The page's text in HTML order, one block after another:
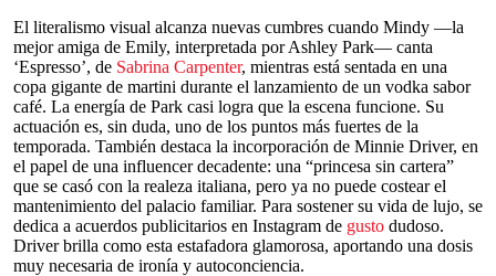
El literalismo visual alcanza nuevas cumbres cuando Mindy —la
mejor amiga de Emily, interpretada por Ashley Park— canta
‘Espresso’, de Sabrina Carpenter, mientras está sentada en una
copa gigante de martini durante el lanzamiento de un vodka sabor
café. La energía de Park casi logra que la escena funcione. Su
actuación es, sin duda, uno de los puntos más fuertes de la
temporada. También destaca la incorporación de Minnie Driver, en
el papel de una influencer decadente: una “princesa sin cartera”
que se casó con la realeza italiana, pero ya no puede costear el
mantenimiento del palacio familiar. Para sostener su vida de lujo, se
dedica a acuerdos publicitarios en Instagram de gusto dudoso.
Driver brilla como esta estafadora glamorosa, aportando una dosis
muy necesaria de ironía y autoconciencia.